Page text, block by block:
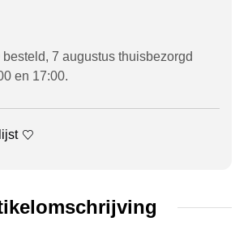
besteld, 7 augustus thuisbezorgd
en 17:00.